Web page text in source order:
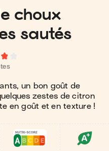
choux
sautés
un bon goût de
zestes de citron
en goût et en texture !